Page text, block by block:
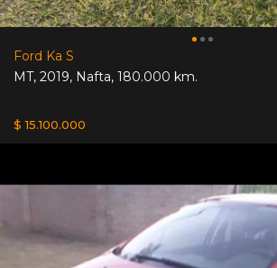
Ford Ka S
MT, 2019, Nafta, 180.000 km.
$ 15.100.000